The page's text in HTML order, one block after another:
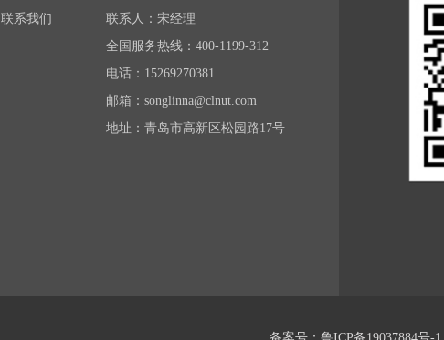
联系我们
联系人：宋经理
全国服务热线：400-1199-312
电话：15269270381
邮箱：songlinna@clnut.com
地址：青岛市高新区松园路17号